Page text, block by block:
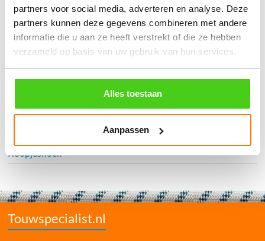
partners voor social media, adverteren en analyse. Deze
partners kunnen deze gegevens combineren met andere
informatie die u aan ze heeft verstrekt of die ze hebben
verzameld op basis van uw gebruik van hun services.
Alles toestaan
Aanpassen
Touwladders
Elastiek
Railingnet
Interieur
Dier-agri
Koopjeshoek
Touwspecialist.nl